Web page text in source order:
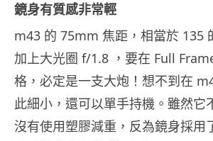
鏡身有質感非常輕
m43 的 75mm 焦距，相當於 135
加上大光圈 f/1.8 ，要在 Full
格，必定是一支大炮！想不到在
此細小，還可以單手持機。雖然它
沒有使用塑膠減重，反為鏡身採用